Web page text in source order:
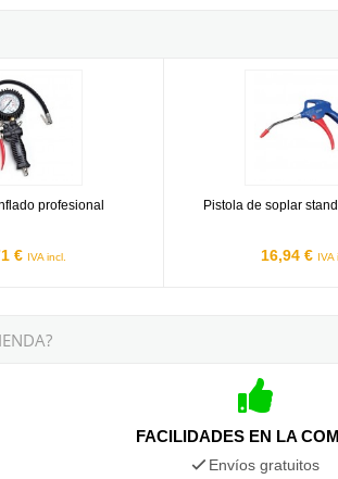
profesional
€ IVA incl.
Pistola de soplar
16,94 € IVA
FACILIDADES EN LA
Envíos gratuitos